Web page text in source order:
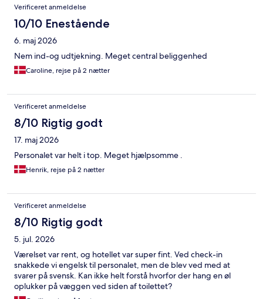
Verificeret anmeldelse
10/10 Enestående
6. maj 2026
Nem ind-og udtjekning. Meget central beliggenhed
Caroline, rejse på 2 nætter
Verificeret anmeldelse
8/10 Rigtig godt
17. maj 2026
Personalet var helt i top. Meget hjælpsomme .
Henrik, rejse på 2 nætter
Verificeret anmeldelse
8/10 Rigtig godt
5. jul. 2026
Værelset var rent, og hotellet var super fint. Ved check-in
snakkede vi engelsk til personalet, men de blev ved med at
svarer på svensk. Kan ikke helt forstå hvorfor der hang en øl
oplukker på væggen ved siden af toilettet?